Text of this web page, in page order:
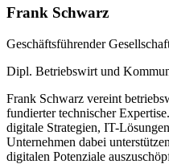
Frank Schwarz
Geschäftsführender
Dipl. Betriebswirt und
Frank Schwarz vereint
fundierter technischer
digitale Strategien, IT-
Unternehmen dabei
digitalen Potenziale